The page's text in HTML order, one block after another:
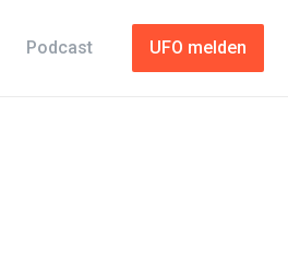
UFO melden
Podcast